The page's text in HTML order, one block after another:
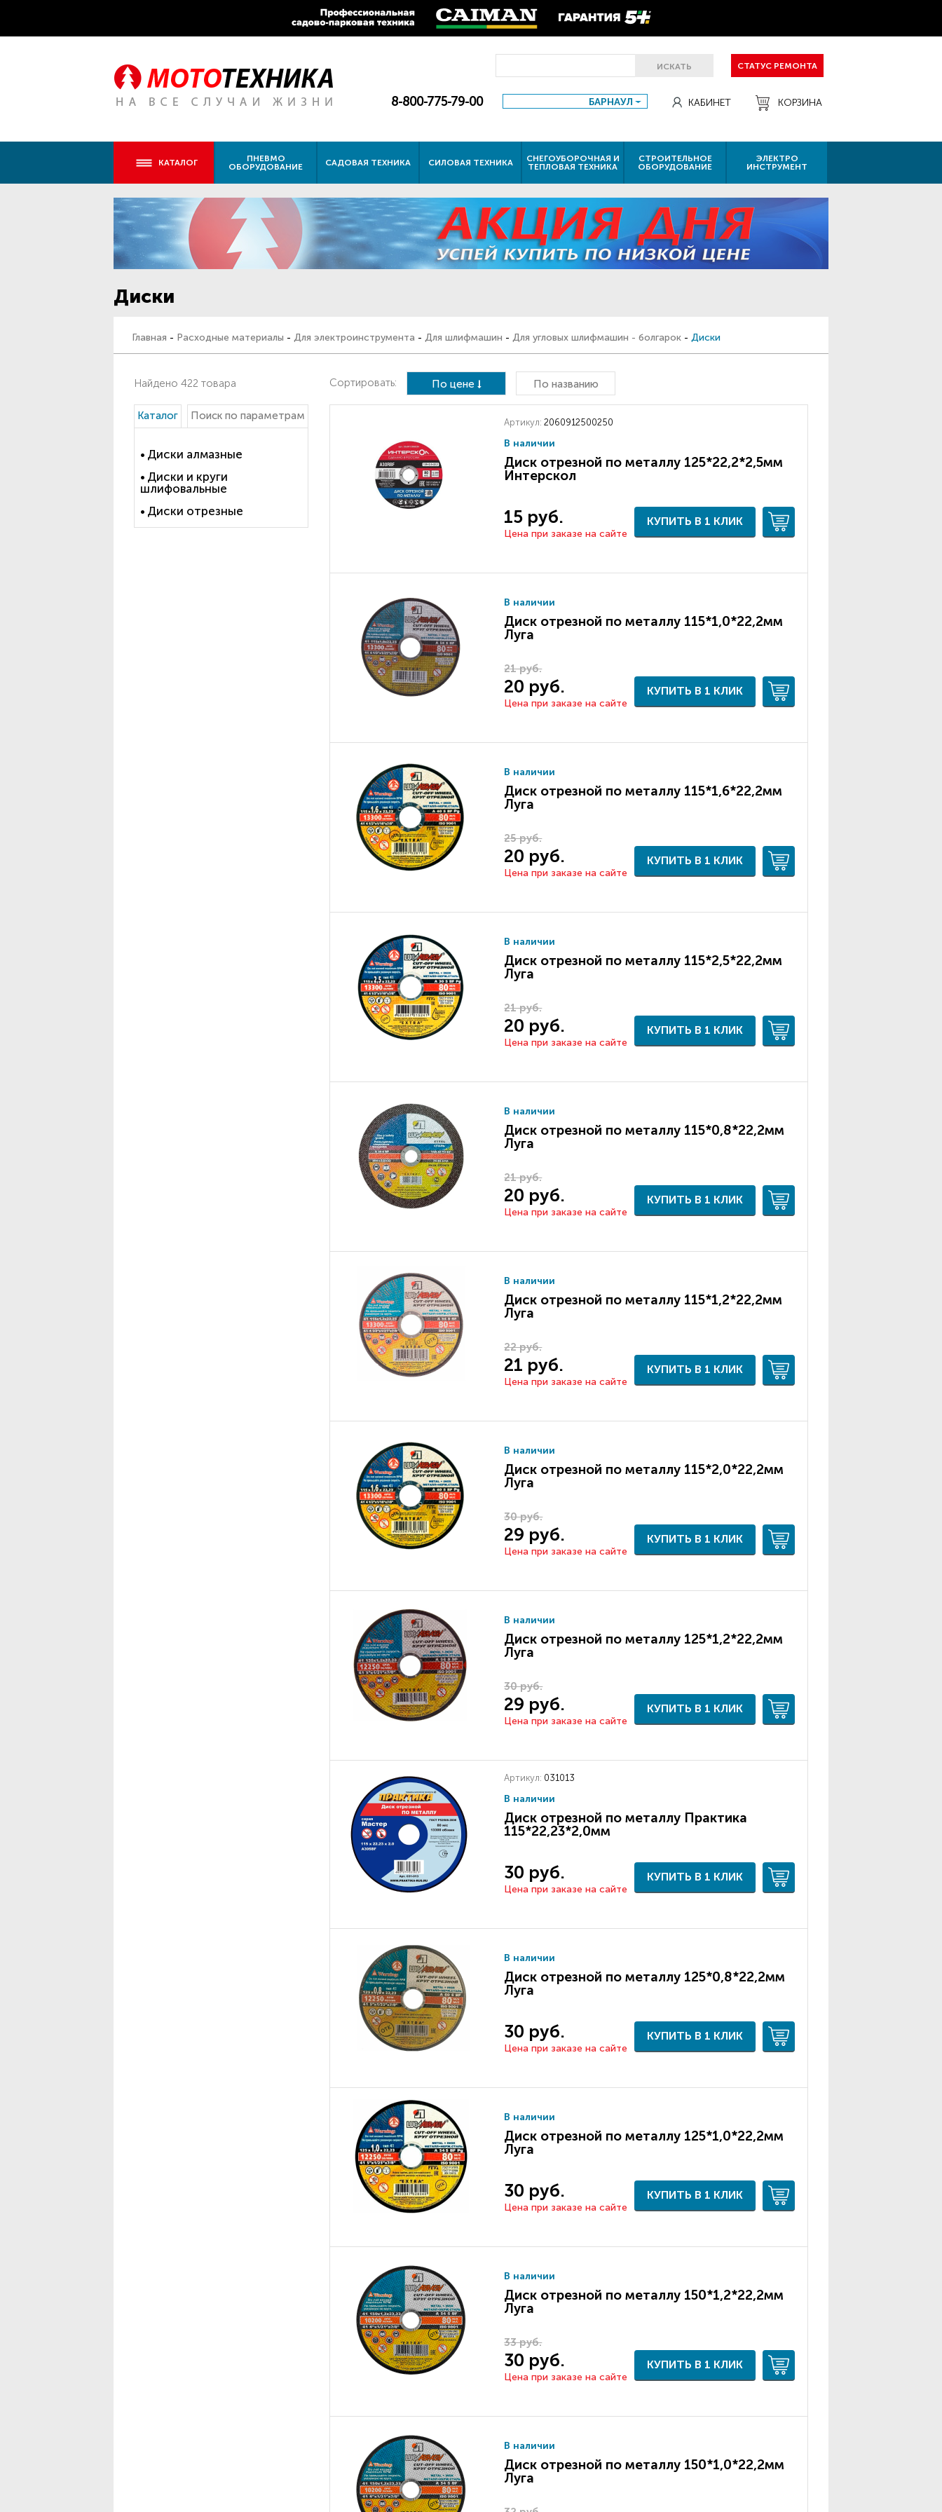
ИСКАТЬ СТАТУС РЕМОНТА
8-800-775-79-00 БАРНАУЛ КАБИНЕТ КОРЗИНА
КАТАЛОГ
ПНЕВМО
ОБОРУДОВАНИЕ
САДОВАЯ ТЕХНИКА СИЛОВАЯ ТЕХНИКА
СНЕГОУБОРОЧНАЯ И
ТЕПЛОВАЯ ТЕХНИКА
СТРОИТЕЛЬНОЕ
ОБОРУДОВАНИЕ
ЭЛЕКТРО
ИНСТРУМЕНТ
Диски
Главная - Расходные материалы - Для электроинструмента - Для шлифмашин - Для угловых шлифмашин - болгарок - Диски
Найдено 422 товара
Каталог Поиск по параметрам
Диски алмазные
Диски и круги
шлифовальные
Диски отрезные
Сортировать: По цене По названию
Артикул: 2060912500250
В наличии
Диск отрезной по металлу 125*22,2*2,5мм
Интерскол
15 руб.
Цена при заказе на сайте
КУПИТЬ В 1 КЛИК
В наличии
Диск отрезной по металлу 115*1,0*22,2мм
Луга
21 руб.
20 руб.
Цена при заказе на сайте
КУПИТЬ В 1 КЛИК
В наличии
Диск отрезной по металлу 115*1,6*22,2мм
Луга
25 руб.
20 руб.
Цена при заказе на сайте
КУПИТЬ В 1 КЛИК
В наличии
Диск отрезной по металлу 115*2,5*22,2мм
Луга
21 руб.
20 руб.
Цена при заказе на сайте
КУПИТЬ В 1 КЛИК
В наличии
Диск отрезной по металлу 115*0,8*22,2мм
Луга
21 руб.
20 руб.
Цена при заказе на сайте
КУПИТЬ В 1 КЛИК
В наличии
Диск отрезной по металлу 115*1,2*22,2мм
Луга
22 руб.
21 руб.
Цена при заказе на сайте
КУПИТЬ В 1 КЛИК
В наличии
Диск отрезной по металлу 115*2,0*22,2мм
Луга
30 руб.
29 руб.
Цена при заказе на сайте
КУПИТЬ В 1 КЛИК
В наличии
Диск отрезной по металлу 125*1,2*22,2мм
Луга
30 руб.
29 руб.
Цена при заказе на сайте
КУПИТЬ В 1 КЛИК
Артикул: 031013
В наличии
Диск отрезной по металлу Практика
115*22,23*2,0мм
30 руб.
Цена при заказе на сайте
КУПИТЬ В 1 КЛИК
В наличии
Диск отрезной по металлу 125*0,8*22,2мм
Луга
30 руб.
Цена при заказе на сайте
КУПИТЬ В 1 КЛИК
В наличии
Диск отрезной по металлу 125*1,0*22,2мм
Луга
30 руб.
Цена при заказе на сайте
КУПИТЬ В 1 КЛИК
В наличии
Диск отрезной по металлу 150*1,2*22,2мм
Луга
33 руб.
30 руб.
Цена при заказе на сайте
КУПИТЬ В 1 КЛИК
В наличии
Диск отрезной по металлу 150*1,0*22,2мм
Луга